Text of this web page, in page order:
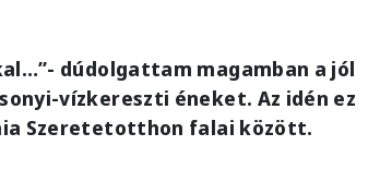
dúdolgattam magamban a jól
vízkereszti éneket. Az idén ez
Szeretetotthon falai között.